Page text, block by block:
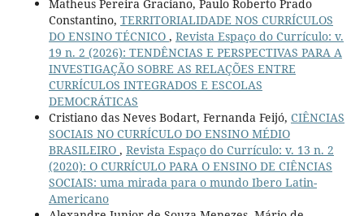
Matheus Pereira Graciano, Paulo Roberto Prado
Constantino, TERRITORIALIDADE NOS CURRÍCULOS
DO ENSINO TÉCNICO , Revista Espaço do Currículo: v.
19 n. 2 (2026): TENDÊNCIAS E PERSPECTIVAS PARA A
INVESTIGAÇÃO SOBRE AS RELAÇÕES ENTRE
CURRÍCULOS INTEGRADOS E ESCOLAS
DEMOCRÁTICAS
Cristiano das Neves Bodart, Fernanda Feijó, CIÊNCIAS
SOCIAIS NO CURRÍCULO DO ENSINO MÉDIO
BRASILEIRO , Revista Espaço do Currículo: v. 13 n. 2
(2020): O CURRÍCULO PARA O ENSINO DE CIÊNCIAS
SOCIAIS: uma mirada para o mundo Ibero Latin-
Americano